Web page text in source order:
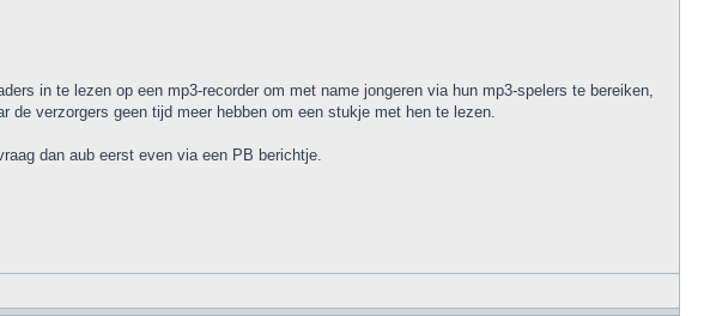
in te lezen op een mp3-recorder om met name jongeren via hun mp3-spelers te bereiken,
de verzorgers geen tijd meer hebben om een stukje met hen te lezen.
dan aub eerst even via een PB berichtje.